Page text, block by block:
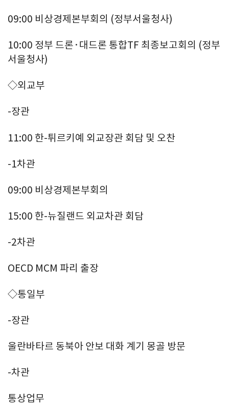
09:00 비상경제본부회의 (정부서울청사)
10:00 정부 드론·대드론 통합TF 최종보고회의 (정부
서울청사)
◇외교부
-장관
11:00 한-튀르키예 외교장관 회담 및 오찬
-1차관
09:00 비상경제본부회의
15:00 한-뉴질랜드 외교차관 회담
-2차관
OECD MCM 파리 출장
◇통일부
-장관
울란바타르 동북아 안보 대화 계기 몽골 방문
-차관
통상업무